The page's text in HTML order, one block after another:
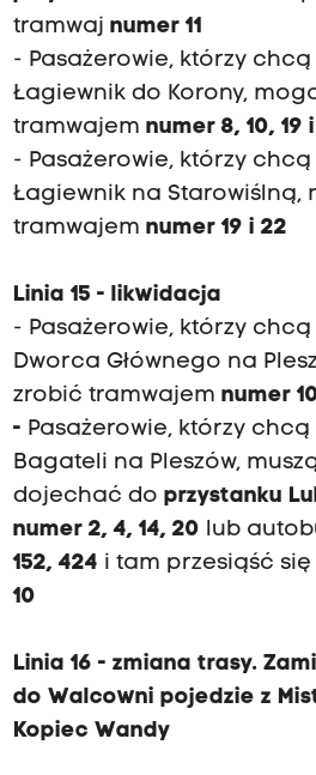
tramwaj numer 11
- Pasażerowie, którzy
Łagiewnik do Korony,
tramwajem numer 8, 10, 19
- Pasażerowie, którzy
Łagiewnik na Starowiślną,
tramwajem numer 19 i 22
Linia 15 - likwidacja
- Pasażerowie, którzy
Dworca Głównego na
zrobić tramwajem numer
- Pasażerowie, którzy
Bagateli na Pleszów,
dojechać do przystanku
numer 2, 4, 14, 20 lub
152, 424 i tam przesiąść
10
Linia 16 - zmiana trasy.
do Walcowni pojedzie z
Kopiec Wandy